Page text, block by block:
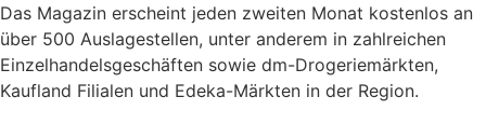
Das Magazin erscheint jeden zweiten Monat kostenlos an
über 500 Auslagestellen, unter anderem in zahlreichen
Einzelhandelsgeschäften sowie dm-Drogeriemärkten,
Kaufland Filialen und Edeka-Märkten in der Region.